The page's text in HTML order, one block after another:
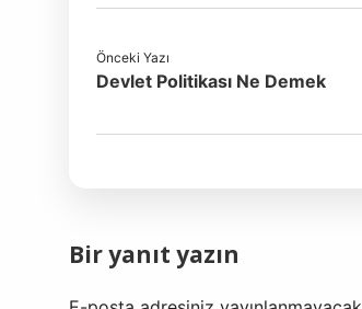
Önceki Yazı
Devlet Politikası Ne Demek
Bir yanıt yazın